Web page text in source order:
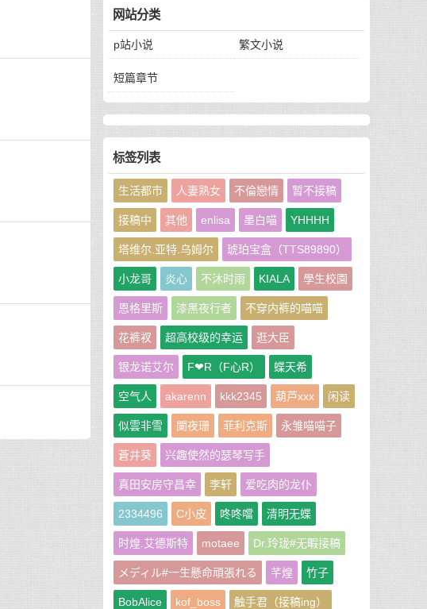
网站分类
p站小说 繁文小说
短篇章节
标签列表
生活都市 人妻熟女 不倫戀情 暂不接稿
接稿中 其他 enlisa 墨白喵 YHHHH
塔维尔.亚特.乌姆尔 琥珀宝盒（TTS89890）
小龙哥 炎心 不沐时雨 KIALA 學生校園
恩格里斯 漆黑夜行者 不穿内裤的喵喵
花裤衩 超高校级的幸运 逛大臣
银龙诺艾尔 F❤R（F心R） 蝶天希
空气人 akarenn kkk2345 葫芦xxx 闲读
似雲非雪 闌夜珊 菲利克斯 永雏喵喵子
蒼井葵 兴趣使然的瑟琴写手
真田安房守昌幸 李轩 爱吃肉的龙仆
2334496 C小皮 咚咚噹 清明无蝶
时煌.艾德斯特 motaee Dr.玲珑#无暇接稿
メディル#一生懸命頑張れる 芊煌 竹子
BobAlice kof_boss 触手君（接稿ing）